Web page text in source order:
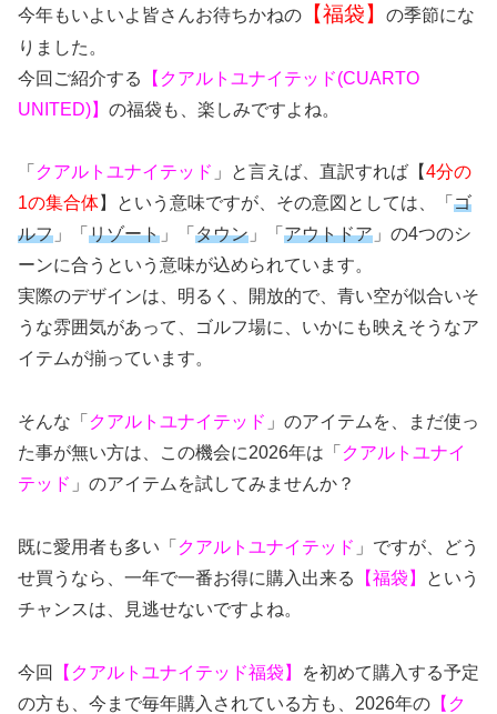
今年もいよいよ皆さんお待ちかねの 【福袋】
の季節にな
りました。
今回ご紹介する
【クアルトユナイテッド(CUARTO
UNITED)】 の福袋も、楽しみですよね。
「 クアルトユナイテッド 」と言えば、直訳すれば【4分の
1の集合体】という意味ですが、その意図としては、「 ゴ
ルフ 」「 リゾート 」「 タウン 」「 アウトドア 」の4つのシ
ーンに合うという意味が込められています。
実際のデザインは、明るく、開放的で、青い空が似合いそ
うな雰囲気があって、ゴルフ場に、いかにも映えそうなア
イテムが揃っています。
そんな「 クアルトユナイテッド 」のアイテムを、まだ使っ
た事が無い方は、この機会に2026年は「 クアルトユナイ
テッド 」のアイテムを試してみませんか？
既に愛用者も多い「 クアルトユナイテッド 」ですが、どう
せ買うなら、一年で一番お得に購入出来る
【福袋】
という
チャンスは、見逃せないですよね。
今回 【クアルトユナイテッド福袋】
を初めて購入する予定
の方も、今まで毎年購入されている方も、2026年の 【ク